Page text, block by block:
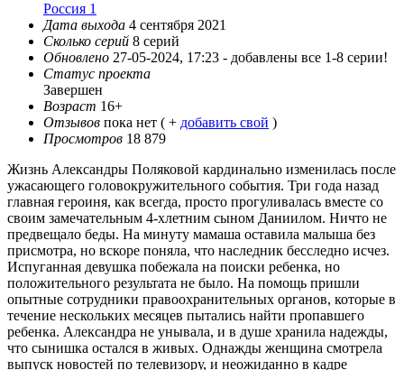
Россия 1
Дата выхода 4 сентября 2021
Сколько серий 8 серий
Обновлено 27-05-2024, 17:23 - добавлены все 1-8 серии!
Статус проекта
Завершен
Возраст 16+
Отзывов пока нет ( + добавить свой )
Просмотров 18 879
Жизнь Александры Поляковой кардинально изменилась после
ужасающего головокружительного события. Три года назад
главная героиня, как всегда, просто прогуливалась вместе со
своим замечательным 4-хлетним сыном Даниилом. Ничто не
предвещало беды. На минуту мамаша оставила малыша без
присмотра, но вскоре поняла, что наследник бесследно исчез.
Испуганная девушка побежала на поиски ребенка, но
положительного результата не было. На помощь пришли
опытные сотрудники правоохранительных органов, которые в
течение нескольких месяцев пытались найти пропавшего
ребенка. Александра не унывала, и в душе хранила надежды,
что сынишка остался в живых. Однажды женщина смотрела
выпуск новостей по телевизору, и неожиданно в кадре